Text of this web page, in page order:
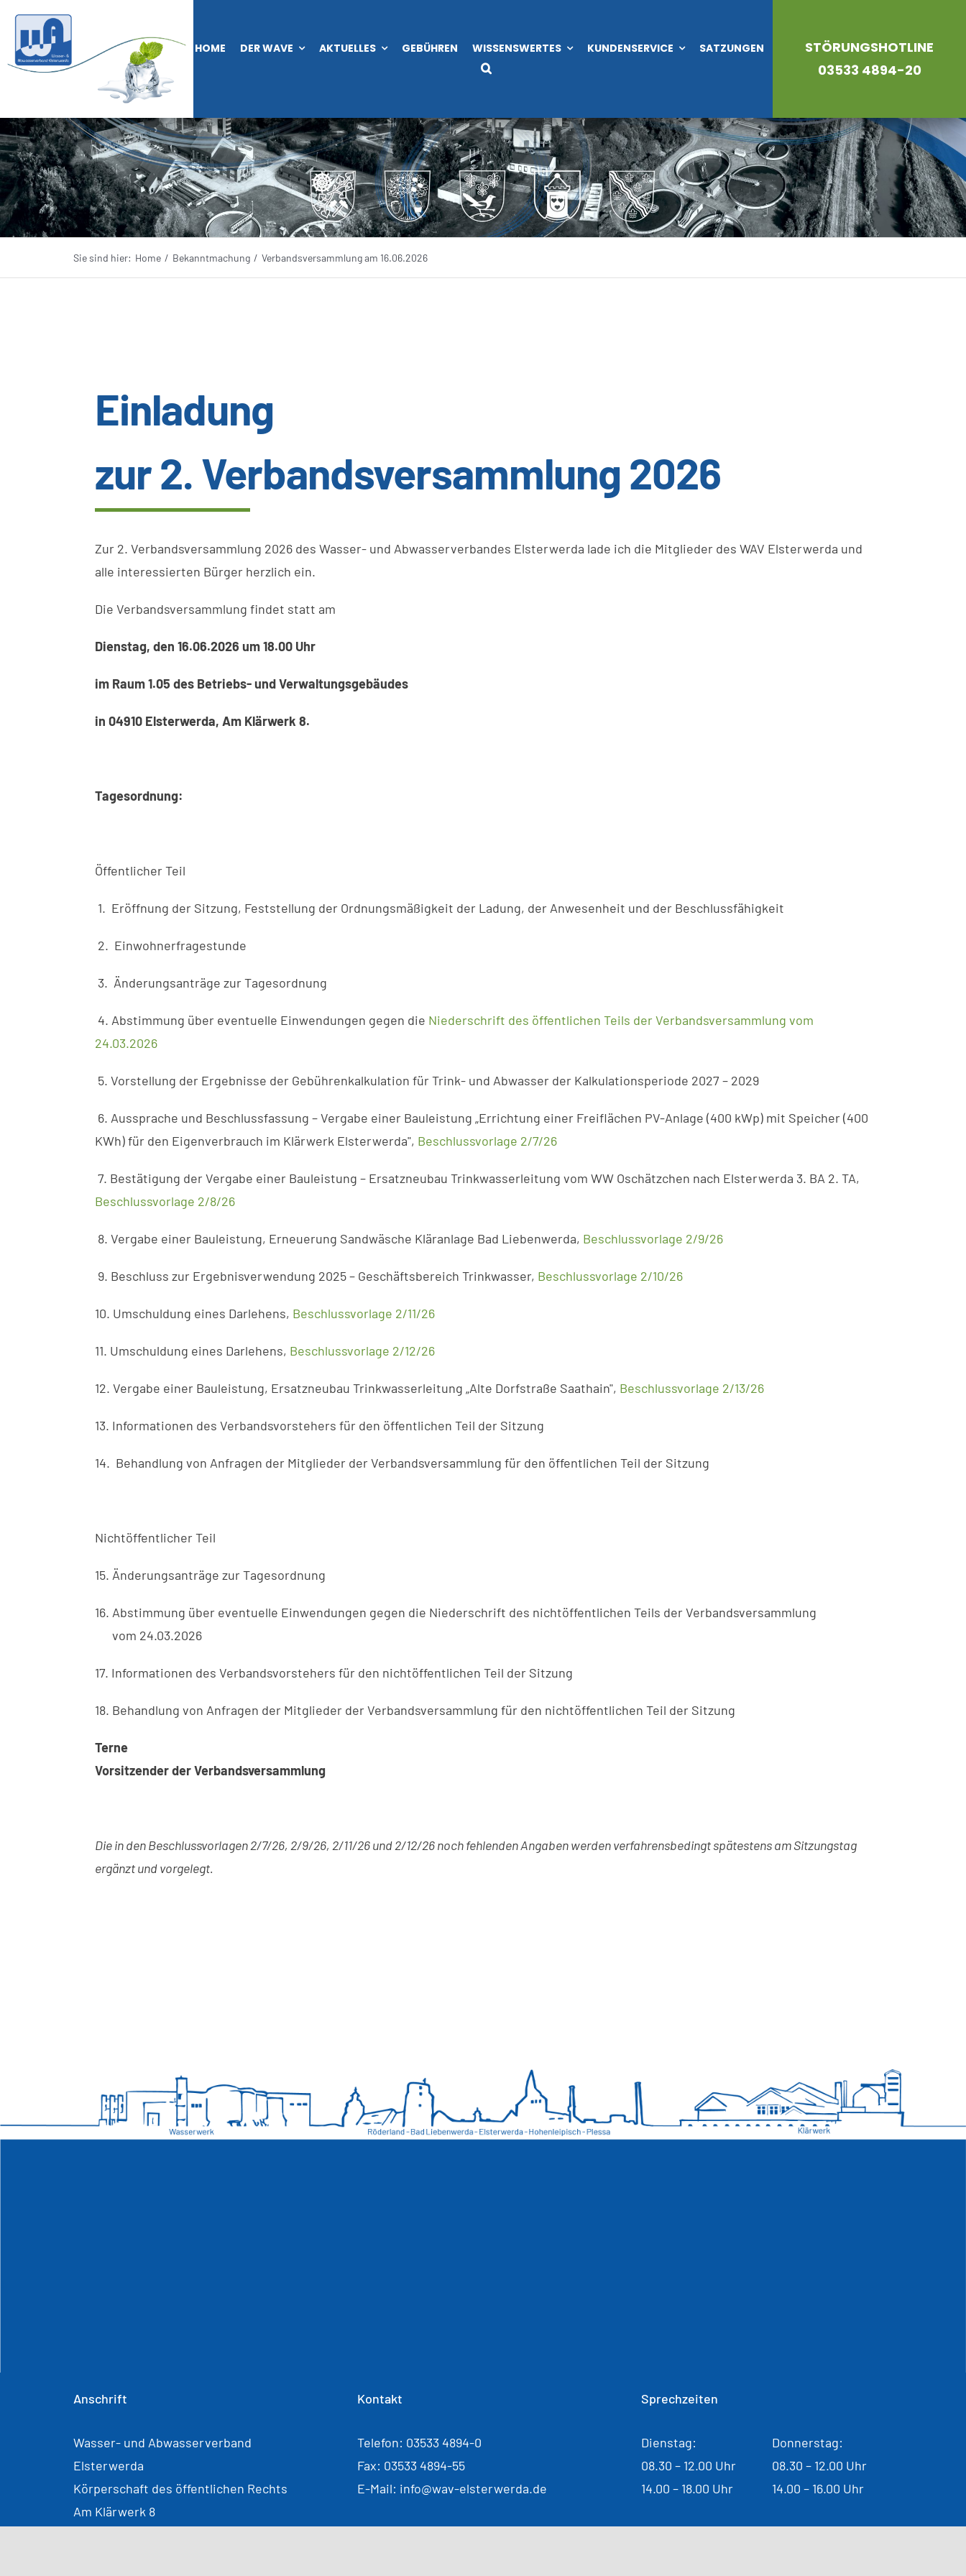
Zum
Inhalt
springen
HOME DER WAVE AKTUELLES GEBÜHREN WISSENSWERTES KUNDENSERVICE SATZUNGEN
STÖRUNGSHOTLINE
03533 4894-20
Sie sind hier: Home Bekanntmachung Verbandsversammlung am 16.06.2026
Einladung
zur 2. Verbandsversammlung 2026
Zur 2. Verbandsversammlung 2026 des Wasser- und Abwasserverbandes Elsterwerda lade ich die Mitglieder des WAV Elsterwerda und
alle interessierten Bürger herzlich ein.
Die Verbandsversammlung findet statt am
Dienstag, den 16.06.2026 um 18.00 Uhr
im Raum 1.05 des Betriebs- und Verwaltungsgebäudes
in 04910 Elsterwerda, Am Klärwerk 8.
Tagesordnung:
Öffentlicher Teil
1. Eröffnung der Sitzung, Feststellung der Ordnungsmäßigkeit der Ladung, der Anwesenheit und der Beschlussfähigkeit
2. Einwohnerfragestunde
3. Änderungsanträge zur Tagesordnung
4. Abstimmung über eventuelle Einwendungen gegen die Niederschrift des öffentlichen Teils der Verbandsversammlung vom
24.03.2026
5. Vorstellung der Ergebnisse der Gebührenkalkulation für Trink- und Abwasser der Kalkulationsperiode 2027 – 2029
6. Aussprache und Beschlussfassung – Vergabe einer Bauleistung „Errichtung einer Freiflächen PV-Anlage (400 kWp) mit Speicher (400
KWh) für den Eigenverbrauch im Klärwerk Elsterwerda", Beschlussvorlage 2/7/26
7. Bestätigung der Vergabe einer Bauleistung – Ersatzneubau Trinkwasserleitung vom WW Oschätzchen nach Elsterwerda 3. BA 2. TA,
Beschlussvorlage 2/8/26
8. Vergabe einer Bauleistung, Erneuerung Sandwäsche Kläranlage Bad Liebenwerda, Beschlussvorlage 2/9/26
9. Beschluss zur Ergebnisverwendung 2025 – Geschäftsbereich Trinkwasser, Beschlussvorlage 2/10/26
10. Umschuldung eines Darlehens, Beschlussvorlage 2/11/26
11. Umschuldung eines Darlehens, Beschlussvorlage 2/12/26
12. Vergabe einer Bauleistung, Ersatzneubau Trinkwasserleitung „Alte Dorfstraße Saathain", Beschlussvorlage 2/13/26
13. Informationen des Verbandsvorstehers für den öffentlichen Teil der Sitzung
14. Behandlung von Anfragen der Mitglieder der Verbandsversammlung für den öffentlichen Teil der Sitzung
Nichtöffentlicher Teil
15. Änderungsanträge zur Tagesordnung
16. Abstimmung über eventuelle Einwendungen gegen die Niederschrift des nichtöffentlichen Teils der Verbandsversammlung
vom 24.03.2026
17. Informationen des Verbandsvorstehers für den nichtöffentlichen Teil der Sitzung
18. Behandlung von Anfragen der Mitglieder der Verbandsversammlung für den nichtöffentlichen Teil der Sitzung
Terne
Vorsitzender der Verbandsversammlung
Die in den Beschlussvorlagen 2/7/26, 2/9/26, 2/11/26 und 2/12/26 noch fehlenden Angaben werden verfahrensbedingt spätestens am Sitzungstag
ergänzt und vorgelegt.
Anschrift
Wasser- und Abwasserverband
Elsterwerda
Körperschaft des öffentlichen Rechts
Am Klärwerk 8
Kontakt
Telefon: 03533 4894-0
Fax: 03533 4894-55
E-Mail: info@wav-elsterwerda.de
Sprechzeiten
Dienstag:
08.30 – 12.00 Uhr
14.00 – 18.00 Uhr
Donnerstag:
08.30 – 12.00 Uhr
14.00 – 16.00 Uhr